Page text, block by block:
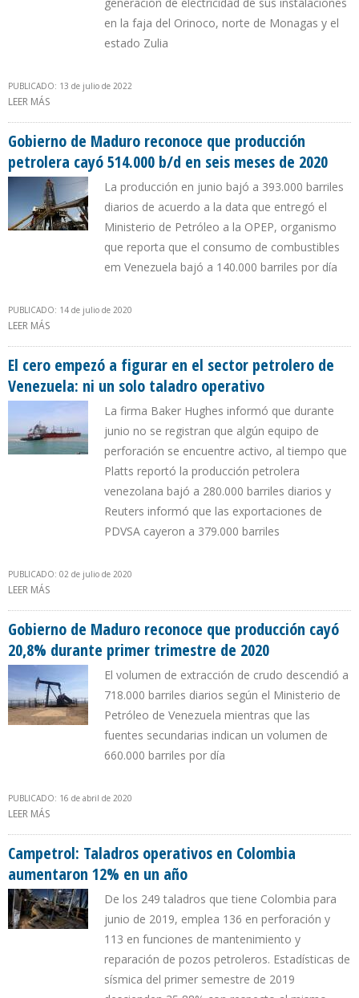
en la faja del Orinoco, norte de Monagas y el
estado Zulia
PUBLICADO: 13 de julio de 2022
LEER MÁS
VENEZOLANA
Gobierno de Maduro reconoce que producción
petrolera cayó 514.000 b/d en seis meses de 2020
La producción en junio bajó a 393.000 barriles
diarios de acuerdo a la data que entregó el
Ministerio de Petróleo a la OPEP, organismo
que reporta que el consumo de combustibles
em Venezuela bajó a 140.000 barriles por día
PUBLICADO: 14 de julio de 2020
LEER MÁS
El cero empezó a figurar en el sector petrolero de
Venezuela: ni un solo taladro operativo
La firma Baker Hughes informó que durante
junio no se registran que algún equipo de
perforación se encuentre activo, al tiempo que
Platts reportó la producción petrolera
venezolana bajó a 280.000 barriles diarios y
Reuters informó que las exportaciones de
PDVSA cayeron a 379.000 barriles
PUBLICADO: 02 de julio de 2020
LEER MÁS
Gobierno de Maduro reconoce que producción cayó
20,8% durante primer trimestre de 2020
El volumen de extracción de crudo descendió a
718.000 barriles diarios según el Ministerio de
Petróleo de Venezuela mientras que las
fuentes secundarias indican un volumen de
660.000 barriles por día
PUBLICADO: 16 de abril de 2020
LEER MÁS
Campetrol: Taladros operativos en Colombia
aumentaron 12% en un año
De los 249 taladros que tiene Colombia para
junio de 2019, emplea 136 en perforación y
113 en funciones de mantenimiento y
reparación de pozos petroleros. Estadísticas de
sísmica del primer semestre de 2019